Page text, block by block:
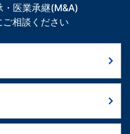
・医業承継(M&A)
相談ください